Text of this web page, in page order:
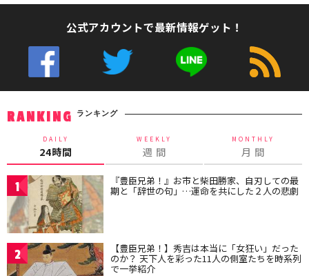
公式アカウントで最新情報ゲット！
RANKING ランキング
DAILY
24時間
WEEKLY
週 間
MONTHLY
月 間
1 『豊臣兄弟！』お市と柴田勝家、自刃しての最
期と「辞世の句」…運命を共にした２人の悲劇
2 【豊臣兄弟！】秀吉は本当に「女狂い」だった
のか？ 天下人を彩った11人の側室たちを時系列
で一挙紹介